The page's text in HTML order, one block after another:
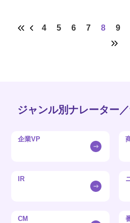
4 5 6 7 8 9
ジャンル別ナレーター
企業VP
IR
CM